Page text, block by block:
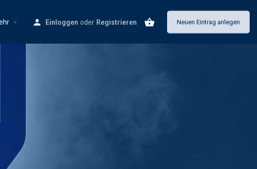
Einloggen oder Registrieren Neuen Eintrag anlegen